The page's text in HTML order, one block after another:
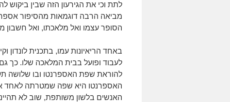
לתת וכי את הגירעון הזה שבין ביקוש
מביאה הרבה דוגמאות מהסיפור
הסופר עצמו ואל מלאכתו, ואל חשבון
באחד הריאיונות עמו, בתכנית לונדון
לעבוד ופועל בבית המלאכה שלו. כך
להוראת שפת האספרנטו ובו שלושה
האספרנטו היא שפה שמטרתה לאחד את
האנשים בלשון משותפת, שוב לא